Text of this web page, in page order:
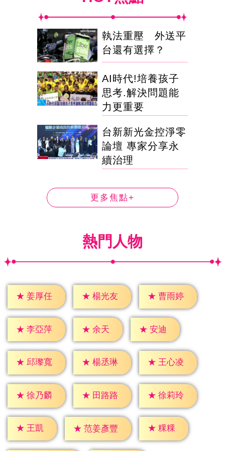
執法重壓 外送平
台還有選擇？
AI時代!培養孩子
思考.解決問題能
力更重要
台新新光金控淨零
論壇 專家分享永
續治理
更多焦點+
熱門人物
★ 姜厚任 ★ 楊光友 ★ 曹雨婷
★ 李亞萍 ★ 余天 ★ 安迪
★ 邱瓈寬 ★ 楊丞琳 ★ 王心凌
★ 徐乃麟 ★ 田路路 ★ 徐莉玲
★ 王凱 ★ 范姜彥豐 ★ 粿粿